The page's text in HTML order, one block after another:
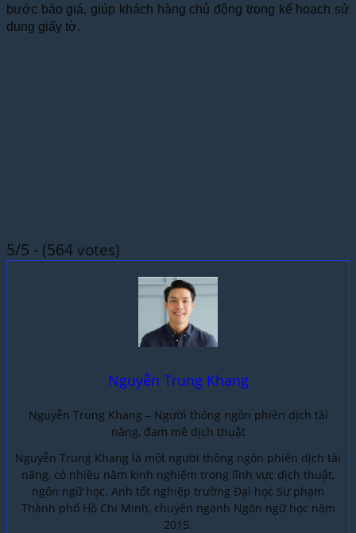
bước báo giá, giúp khách hàng chủ động trong kế hoạch sử
dụng giấy tờ.
5/5 - (564 votes)
Nguyễn Trung Khang
Nguyễn Trung Khang – Người thông ngôn phiên dịch tài
năng, đam mê dịch thuật
Nguyễn Trung Khang là một người thông ngôn phiên dịch tài
năng, có nhiều năm kinh nghiệm trong lĩnh vực dịch thuật,
ngôn ngữ học. Anh tốt nghiệp trường Đại học Sư phạm
Thành phố Hồ Chí Minh, chuyên ngành Ngôn ngữ học năm
2015.